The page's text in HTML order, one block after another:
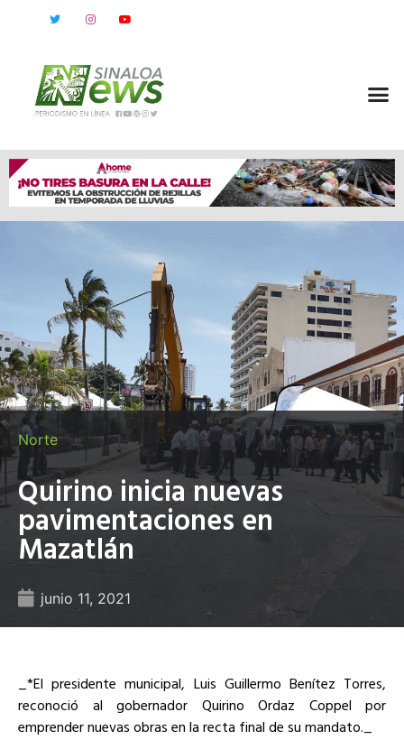
Norte
Quirino inicia nuevas
pavimentaciones en
Mazatlán
junio 11, 2021
_*El presidente municipal, Luis Guillermo Benítez Torres,
reconoció al gobernador Quirino Ordaz Coppel por
emprender nuevas obras en la recta final de su mandato._